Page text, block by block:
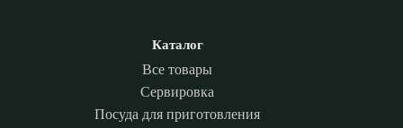
Каталог
Все товары
Сервировка
Посуда для приготовления